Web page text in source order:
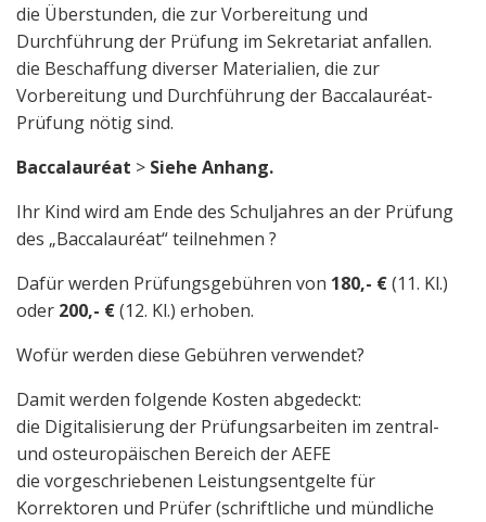
die Überstunden, die zur Vorbereitung und
Durchführung der Prüfung im Sekretariat anfallen.
die Beschaffung diverser Materialien, die zur
Vorbereitung und Durchführung der Baccalauréat-
Prüfung nötig sind.
Baccalauréat > Siehe Anhang.
Ihr Kind wird am Ende des Schuljahres an der Prüfung
des „Baccalauréat“ teilnehmen ?
Dafür werden Prüfungsgebühren von 180,- €(11. Kl.)
oder 200,- €(12. Kl.) erhoben.
Wofür werden diese Gebühren verwendet?
Damit werden folgende Kosten abgedeckt:
die Digitalisierung der Prüfungsarbeiten im zentral-
und osteuropäischen Bereich der AEFE
die vorgeschriebenen Leistungsentgelte für
Korrektoren und Prüfer (schriftliche und mündliche